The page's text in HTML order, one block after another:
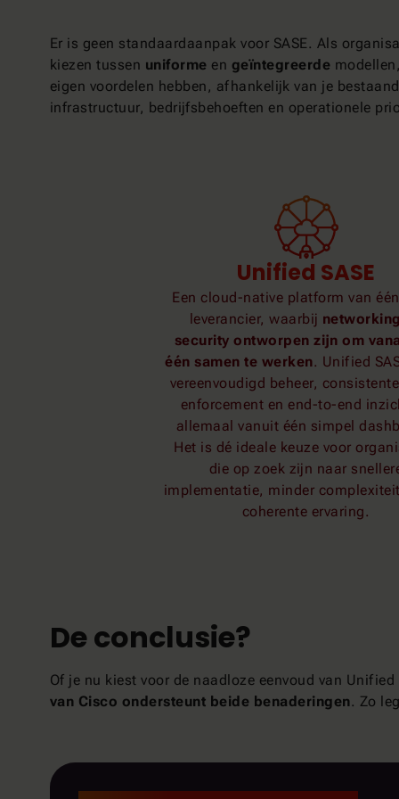
Er is geen standaardaanpak voor SASE. Als
kiezen tussen uniforme en geïntegreerde
eigen voordelen hebben, afhankelijk van je
infrastructuur, bedrijfsbehoeften en operationele
Unified SASE
Een cloud-native platform van
leverancier, waarbij
security ontworpen zijn om
één samen te werken. Unified
vereenvoudigd beheer,
enforcement en end-to-end
allemaal vanuit één simpel
Het is dé ideale keuze voor
die op zoek zijn naar
implementatie, minder
coherente ervaring.
De conclusie?
Of je nu kiest voor de naadloze eenvoud van
van Cisco ondersteunt beide benaderingen. Zo